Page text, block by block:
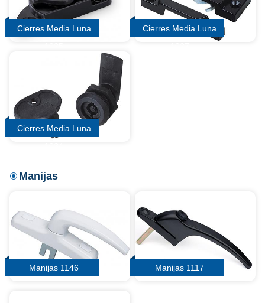
Cierres Media Luna
Cierres Media Luna
Cierres Media Luna
Manijas
Manijas 1146 Manijas 1117